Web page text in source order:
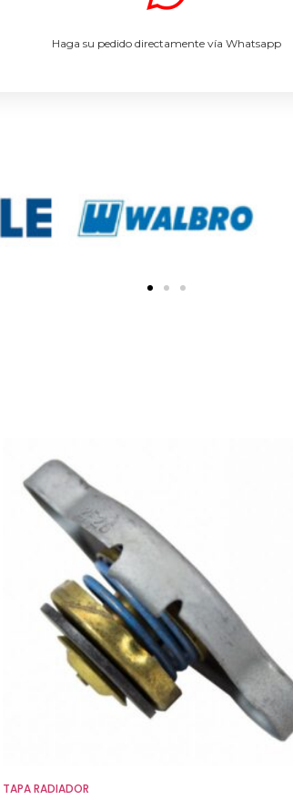
Haga su pedido directamente vía Whatsapp
TAPA RADIADOR